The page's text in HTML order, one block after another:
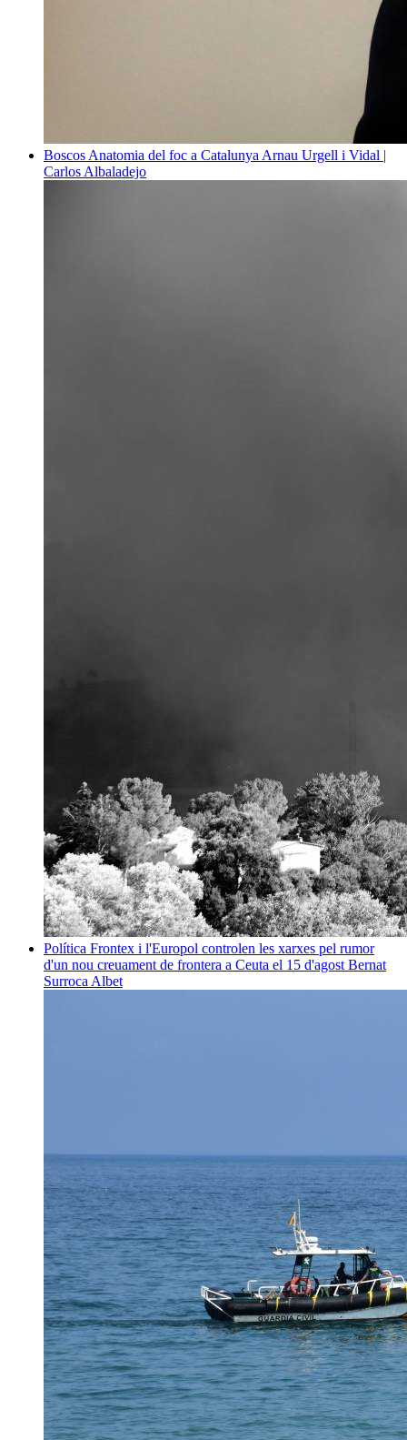
Boscos Anatomia del foc a Catalunya Arnau Urgell i Vidal |
Carlos Albaladejo
Política Frontex i l'Europol controlen les xarxes pel rumor
d'un nou creuament de frontera a Ceuta el 15 d'agost Bernat
Surroca Albet